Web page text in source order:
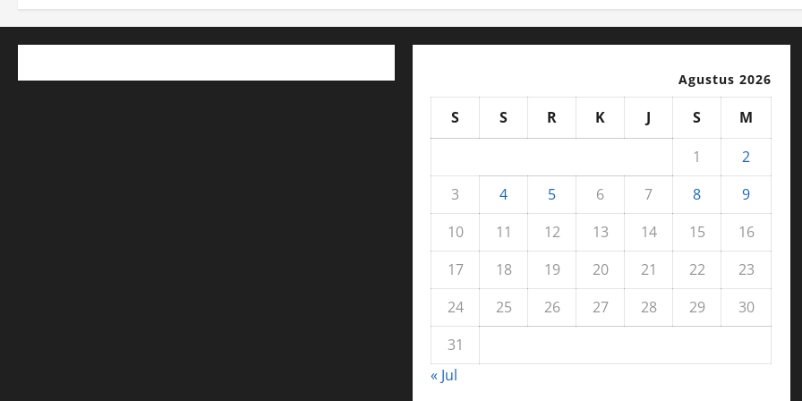
Agustus 2026
S S R K J S
M
1
2
3
4 5 6 7 8
9
10
11 12 13 14 15
16
17
18 19 20 21 22
23
24
25 26 27 28 29
30
31
« Jul